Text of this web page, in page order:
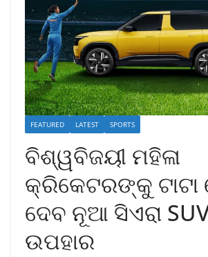
FEATURED LATEST SPORTS
ବିଶ୍ୱବିଜୟୀ ମହିଳା
କ୍ରିକେଟରଙ୍କୁ ଟାଟା
ଦେବ ନୂଆ ସିଏରା
ଉପହାର